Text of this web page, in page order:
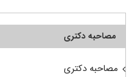
مصاحبه دکتری
مصاحبه دکتری